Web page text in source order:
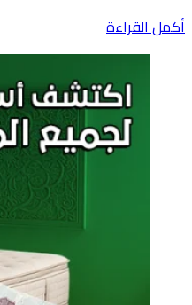
أكمل القراءة